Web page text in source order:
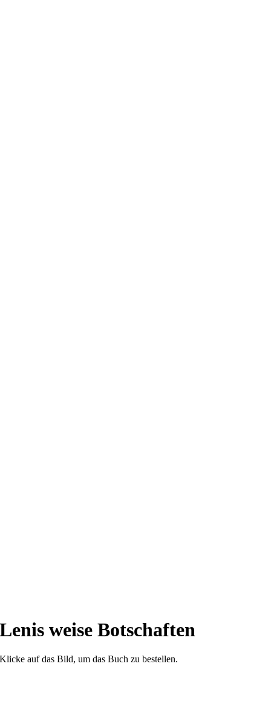
Lenis weise Botschaften
Klicke auf das Bild, um das Buch zu bestellen.